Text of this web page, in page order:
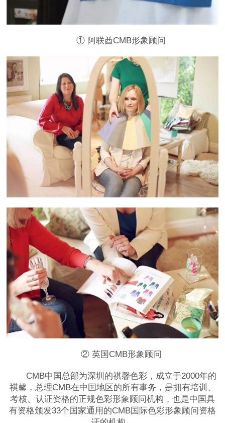
① 阿联酋CMB形象顾问
② 英国CMB形象顾问
CMB中国总部为深圳的祺馨色彩，成立于2000年的
祺馨，总理CMB在中国地区的所有事务，是拥有培训、
考核、认证资格的正规色彩形象顾问机构，也是中国具
有资格颁发33个国家通用的CMB国际色彩形象顾问资格